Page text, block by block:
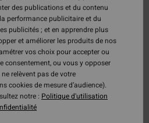
des publications et du contenu
performance publicitaire et du
publicités ; et en apprendre plus
et améliorer les produits de nos
vos choix pour accepter ou
consentement, ou vous y opposer
relèvent pas de votre
cookies de mesure d’audience).
notre : Politique d'utilisation